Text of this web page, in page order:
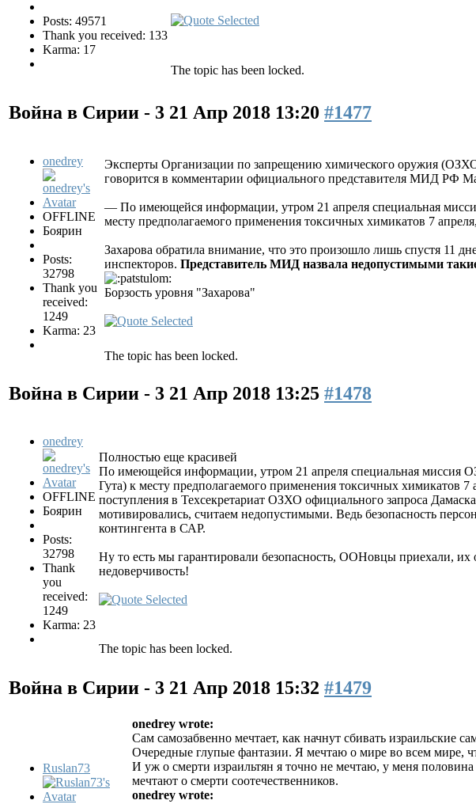
Posts: 49571
Thank you received: 133
Karma: 17
The topic has been locked.
Война в Сирии - 3 21 Апр 2018 13:20 #1477
onedrey
OFFLINE
Боярин
Posts:
32798
Thank you
received:
1249
Karma: 23
Эксперты Организации по запрещению химического оружия
говорится в комментарии официального представителя МИД РФ
— По имеющейся информации, утром 21 апреля специальная
месту предполагаемого применения токсичных химикатов 7
Захарова обратила внимание, что это произошло лишь спустя 11
инспекторов. Представитель МИД назвала недопустимыми
Борзость уровня "Захарова"
The topic has been locked.
Война в Сирии - 3 21 Апр 2018 13:25 #1478
onedrey
OFFLINE
Боярин
Posts:
32798
Thank
you
received:
1249
Karma: 23
Полностью еще красивей
По имеющейся информации, утром 21 апреля специальная миссия
Гута) к месту предполагаемого применения токсичных химикатов
поступления в Техсекретариат ОЗХО официального запроса
мотивировались, считаем недопустимыми. Ведь безопасность
контингента в САР.
Ну то есть мы гарантировали безопасность, ООНовцы приехали, их
недоверчивость!
The topic has been locked.
Война в Сирии - 3 21 Апр 2018 15:32 #1479
Ruslan73
onedrey wrote:
Сам самозабвенно мечтает, как начнут сбивать израильские
Очередные глупые фантазии. Я мечтаю о мире во всем мире,
И уж о смерти израильтян я точно не мечтаю, у меня
мечтают о смерти соотечественников.
onedrey wrote: